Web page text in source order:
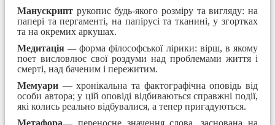
Манускрипт рукопис будь-якого розміру та вигляду: на
папері та пергаменті, на папірусі та тканині, у згортках
та на окремих аркушах.
Медитація —форма філософської лірики: вірш, в якому
поет висловлює свої роздуми над проблемами життя і
смерті, над баченим і пережитим.
Мемуари — хронікальна та фактографічна оповідь від
особи автора; у цій оповіді відбиваються справжні події,
які колись реально відбувалися, а тепер пригадуються.
Метафора— переносне значення слова, заснована на